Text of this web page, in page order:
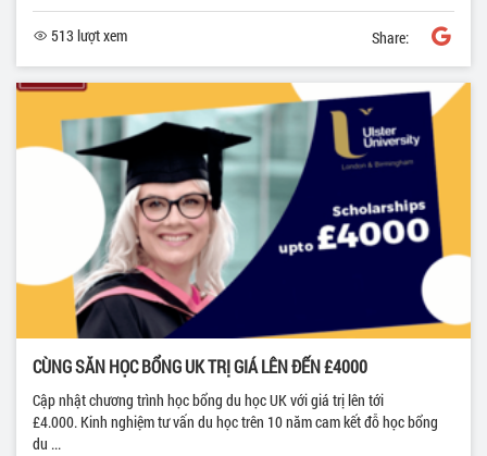
513 lượt xem Share:
CÙNG SĂN HỌC BỔNG UK TRỊ GIÁ LÊN ĐẾN £4000
Cập nhật chương trình học bổng du học UK với giá trị lên tới
£4.000. Kinh nghiệm tư vấn du học trên 10 năm cam kết đỗ học bổng
du ...